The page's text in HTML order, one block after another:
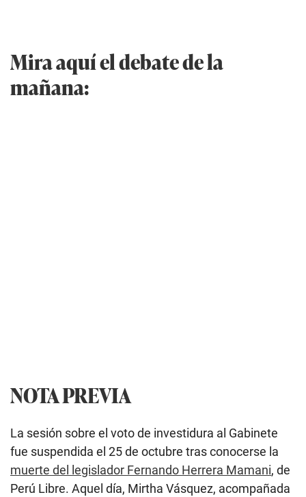
Mira aquí el debate de la
mañana:
NOTA PREVIA
La sesión sobre el voto de investidura al Gabinete
fue suspendida el 25 de octubre tras conocerse la
muerte del legislador Fernando Herrera Mamani, de
Perú Libre. Aquel día, Mirtha Vásquez, acompañada